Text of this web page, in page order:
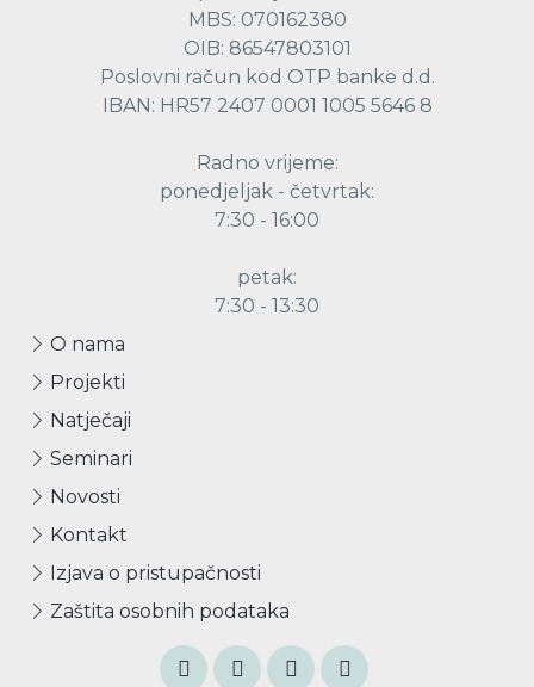
MBS: 070162380
OIB: 86547803101
Poslovni račun kod OTP banke d.d.
IBAN: HR57 2407 0001 1005 5646 8
Radno vrijeme:
ponedjeljak - četvrtak:
7:30 - 16:00
petak:
7:30 - 13:30
O nama
Projekti
Natječaji
Seminari
Novosti
Kontakt
Izjava o pristupačnosti
Zaštita osobnih podataka